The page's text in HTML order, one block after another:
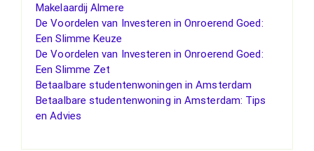
Makelaardij Almere
De Voordelen van Investeren in Onroerend Goed:
Een Slimme Keuze
De Voordelen van Investeren in Onroerend Goed:
Een Slimme Zet
Betaalbare studentenwoningen in Amsterdam
Betaalbare studentenwoning in Amsterdam: Tips
en Advies